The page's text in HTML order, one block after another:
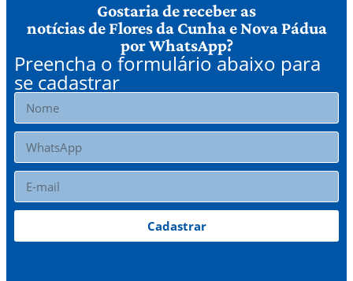
Gostaria de receber as
notícias de Flores da Cunha e Nova Pádua
por WhatsApp?
Preencha o formulário abaixo para
se cadastrar
Cadastrar